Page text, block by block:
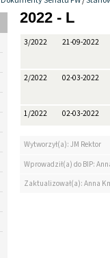
2022 - L
3/2022 21-09-2022
2/2022 02-03-2022
1/2022 02-03-2022
Wytworzył(a): JM Rektor
Wprowadził(a) do BIP:
Zaktualizował(a): Anna